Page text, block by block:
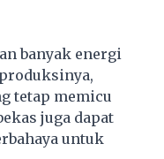
banyak energi
tetap memicu
juga dapat
untuk